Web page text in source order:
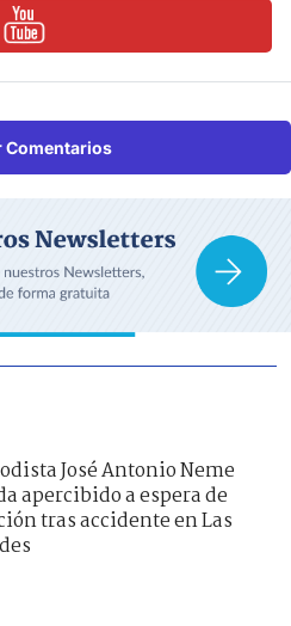
Comentarios
José Antonio Neme
apercibido a espera de
tras accidente en Las